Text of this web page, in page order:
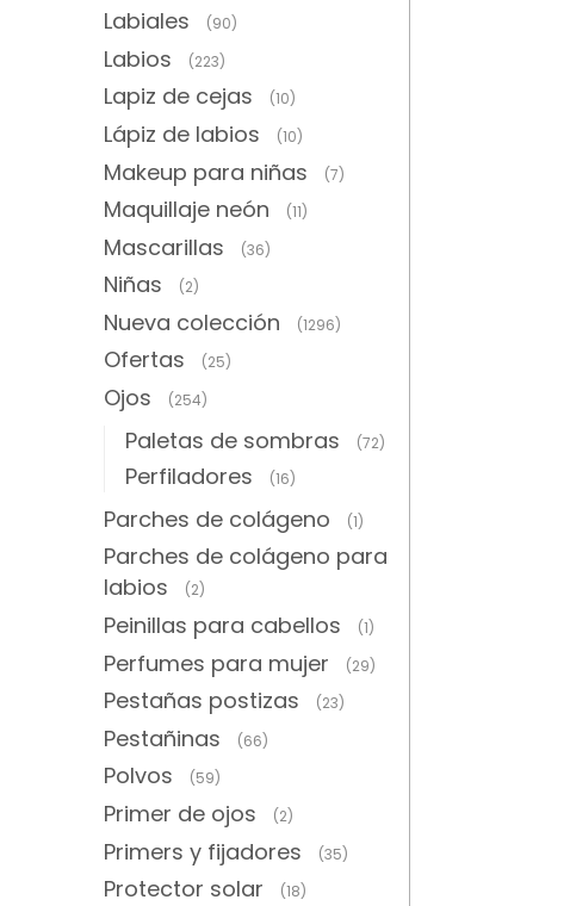
Labiales (90)
Labios (223)
Lapiz de cejas (10)
Lápiz de labios (10)
Makeup para niñas (7)
Maquillaje neón (11)
Mascarillas (36)
Niñas (2)
Nueva colección (1296)
Ofertas (25)
Ojos (254)
Paletas de sombras (72)
Perfiladores (16)
Parches de colágeno (1)
Parches de colágeno para
labios
(2)
Peinillas para cabellos (1)
Perfumes para mujer (29)
Pestañas postizas (23)
Pestañinas (66)
Polvos (59)
Primer de ojos (2)
Primers y fijadores (35)
Protector solar (18)